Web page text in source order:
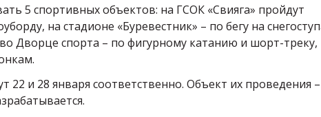
5 спортивных объектов: на ГСОК «Свияга» пройдут
на стадионе «Буревестник» – по бегу на
Дворце спорта – по фигурному катанию и шорт-треку,
и 28 января соответственно. Объект их проведения –